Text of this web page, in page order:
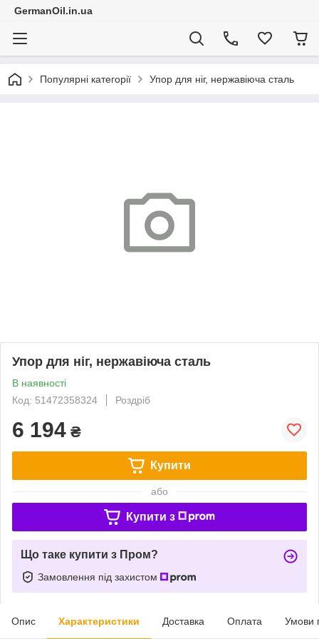
GermanOil.in.ua
Популярні категорії Упор для ніг, нержавіюча сталь
Упор для ніг, нержавіюча сталь
В наявності
Код: 51472358324
Роздріб
6 194 ₴
Купити
або
Купити з
Що таке купити з Пром?
Замовлення під захистом
Опис Характеристики Доставка Оплата Умови